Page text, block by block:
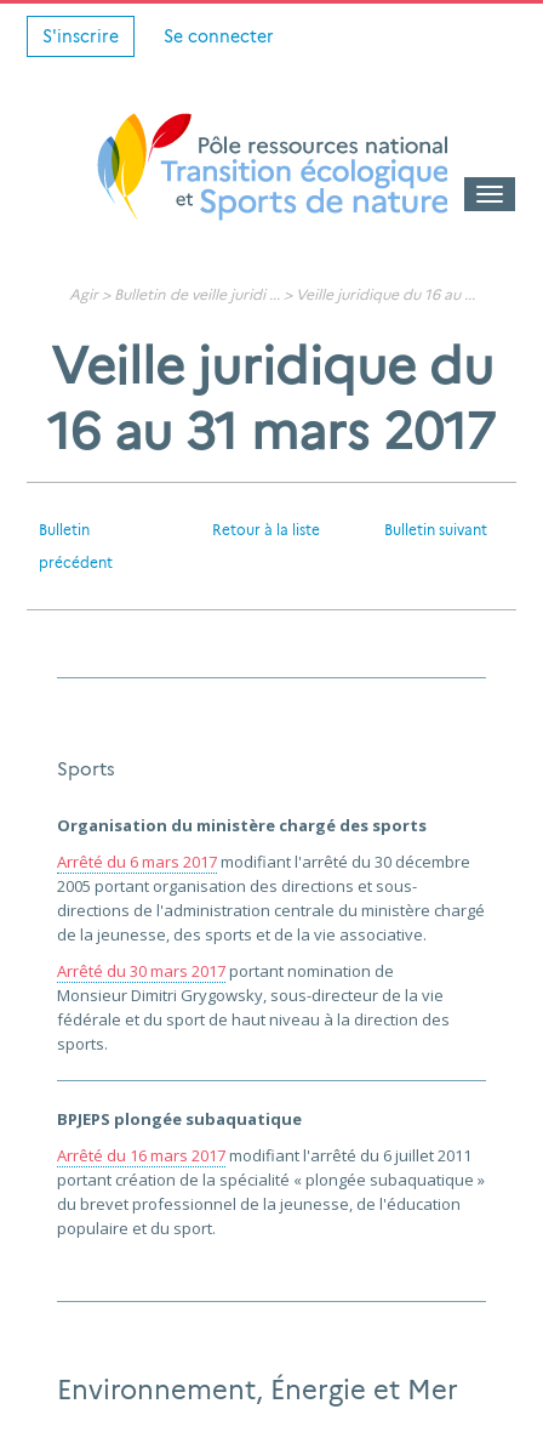
S'inscrire Se connecter
Toggle
Agir > Bulletin de veille juridi... > Veille juridique du 16 au...
Veille juridique du
16 au 31 mars 2017
Bulletin
précédent
Retour à la liste Bulletin suivant
Sports
Organisation du ministère chargé des sports
Arrêté du 6 mars 2017modifiant l'arrêté du 30 décembre
2005 portant organisation des directions et sous-
directions de l'administration centrale du ministère chargé
de la jeunesse, des sports et de la vie associative.
Arrêté du 30 mars 2017portant nomination de
Monsieur Dimitri Grygowsky, sous-directeur de la vie
fédérale et du sport de haut niveau à la direction des
sports.
BPJEPS plongée subaquatique
Arrêté du 16 mars 2017modifiant l'arrêté du 6 juillet 2011
portant création de la spécialité « plongée subaquatique »
du brevet professionnel de la jeunesse, de l'éducation
populaire et du sport.
Environnement, Énergie et Mer